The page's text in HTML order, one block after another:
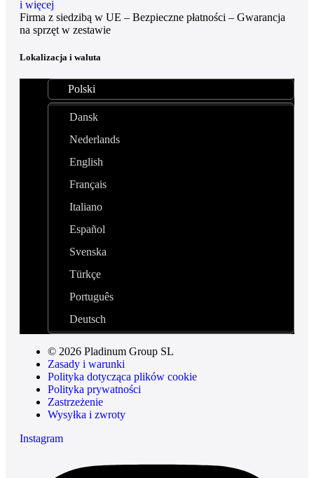
i więcej
Firma z siedzibą w UE – Bezpieczne płatności – Gwarancja
na sprzęt w zestawie
Lokalizacja i waluta
Polski
Dansk
Nederlands
English
Français
Italiano
Español
Svenska
Türkçe
Português
Deutsch
© 2026 Pladinum Group SL
Zasady i warunki
Polityka dotycząca plików cookie
Polityka prywatności
Zastrzeżenie
Wysyłka i zwroty
Instagram